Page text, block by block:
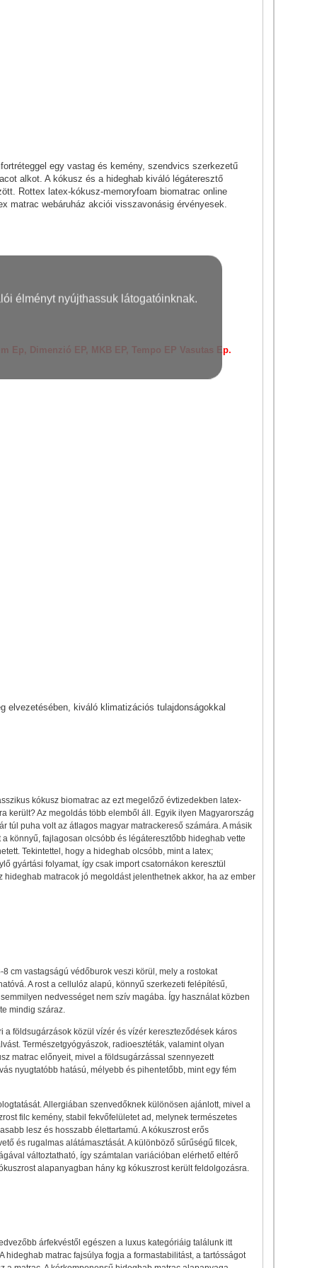
élményt nyújthassuk látogatóinknak.
egy vastag és kemény, szendvics szerkezetű
alkot. A kókusz és a hideghab kiváló légáteresztő
Rottex latex-kókusz-memoryfoam biomatrac online
matrac webáruház akciói visszavonásig érvényesek.
Ep, Dimenzió EP, MKB EP, Tempo EP Vasutas Ep.
elvezetésében, kiváló klimatizációs tulajdonságokkal
kókusz biomatrac az ezt megelőző évtizedekben latex-
került? Az megoldás több elemből áll. Egyik ilyen Magyarország
túl puha volt az átlagos magyar matrackereső számára. A másik
könnyű, fajlagosan olcsóbb és légáteresztőbb hideghab vette
Tekintettel, hogy a hideghab olcsóbb, mint a latex;
gyártási folyamat, így csak import csatornákon keresztül
matracok jó megoldást jelenthetnek akkor, ha az ember
cm vastagságú védőburok veszi körül, mely a rostokat
A rost a cellulóz alapú, könnyű szerkezeti felépítésű,
nedvességet nem szív magába. Így használat közben
mindig száraz.
földsugárzások közül vízér és vízér kereszteződések káros
Természetgyógyászok, radioesztéták, valamint olyan
matrac előnyeit, mivel a földsugárzással szennyezett
nyugtatóbb hatású, mélyebb és pihentetőbb, mint egy fém
Allergiában szenvedőknek különösen ajánlott, mivel a
filc kemény, stabil fekvőfelületet ad, melynek természetes
lesz és hosszabb élettartamú. A kókuszrost erős
és rugalmas alátámasztását. A különböző sűrűségű filcek,
változtatható, így számtalan variációban elérhető eltérő
alapanyagban hány kg kókuszrost került feldolgozásra.
árfekvéstől egészen a luxus kategóriáig találunk itt
matrac fajsúlya fogja a formastabilitást, a tartósságot